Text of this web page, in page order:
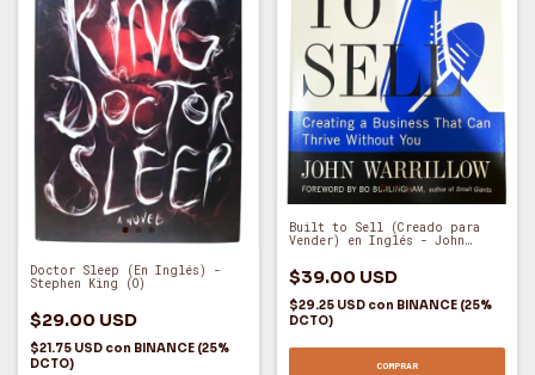
Doctor Sleep (En Inglés) -
Stephen King (O)
$29.00 USD
$21.75 USD con BINANCE (25%
DCTO)
Built to Sell (Creado para
Vender) en Inglés - John
$39.00 USD
$29.25 USD con BINANCE (25%
DCTO)
COMPRAR